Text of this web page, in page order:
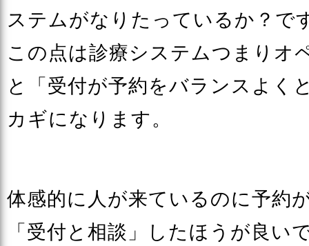
ステムがなりたっているか？で
この点は診療システムつまりオ
と「受付が予約をバランスよく
カギになります。
体感的に人が来ているのに予約
「受付と相談」したほうが良い